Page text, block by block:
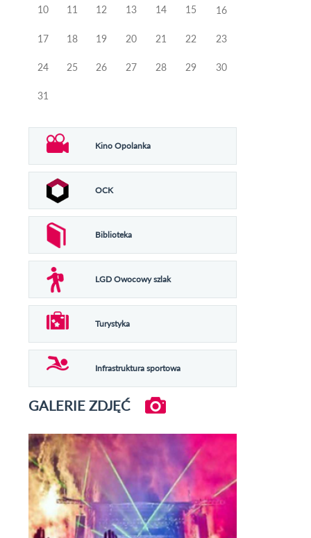
10 11 12 13 14 15 16
17 18 19 20 21 22 23
24 25 26 27 28 29 30
31
Kino Opolanka
OCK
Biblioteka
LGD Owocowy szlak
Turystyka
Infrastruktura sportowa
GALERIE ZDJĘĆ